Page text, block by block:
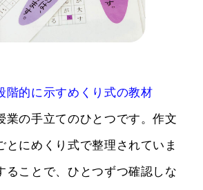
階的に示すめくり式の教材
業の手立てのひとつです。作文
とにめくり式で整理されていま
ることで、ひとつずつ確認しな